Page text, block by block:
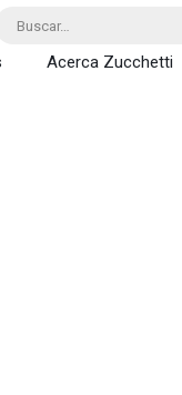
Acerca Zucchetti